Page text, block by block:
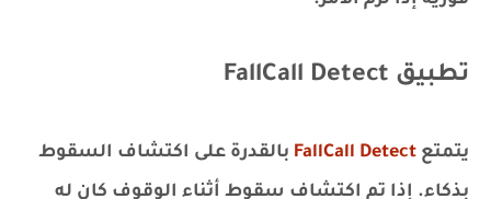
تطبيق FallCall Detect
يتمتع FallCall Detect بالقدرة على اكتشاف السقوط
بذكاء. إذا تم اكتشاف سقوط أثناء الوقوف كان له